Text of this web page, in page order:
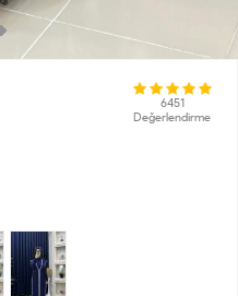
6451
Değerlendirme